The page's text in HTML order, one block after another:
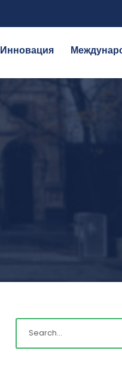
Инновация